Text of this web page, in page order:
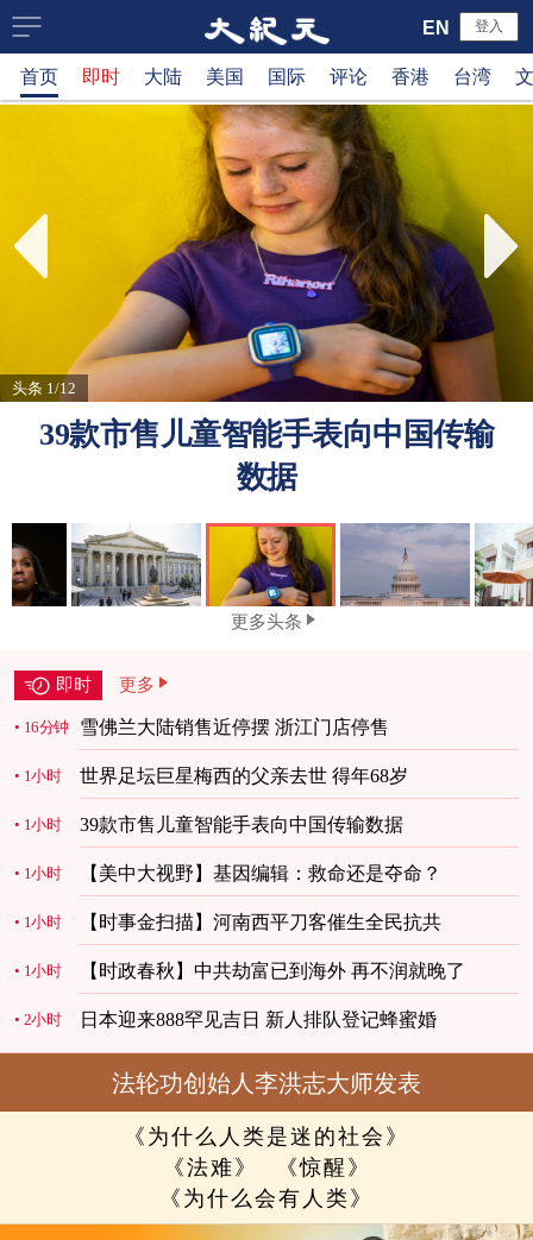
大
纪
新
网
登入
EN
首页 即时 大陆 美国 国际 评论 香港 台湾
头条 1/12
39款市售儿童智能手表向中国传输
数据
更多头条
即时 更多
16分钟 雪佛兰大陆销售近停摆 浙江门店停售
1小时 世界足坛巨星梅西的父亲去世 得年68岁
1小时 39款市售儿童智能手表向中国传输数据
1小时 【美中大视野】基因编辑：救命还是夺命？
1小时 【时事金扫描】河南西平刀客催生全民抗共
1小时 【时政春秋】中共劫富已到海外 再不润就晚了
2小时 日本迎来888罕见吉日 新人排队登记蜂蜜婚
法轮功创始人李洪志大师发表
《为什么人类是迷的社会》
《法难》
《惊醒》
《为什么会有人类》